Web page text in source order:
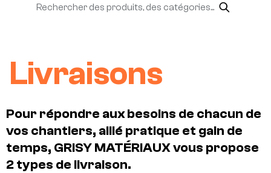
Livraisons
Pour répondre aux besoins de chacun de
vos chantiers, allié pratique et gain de
temps, GRISY MATÉRIAUX vous propose
2 types de livraison.